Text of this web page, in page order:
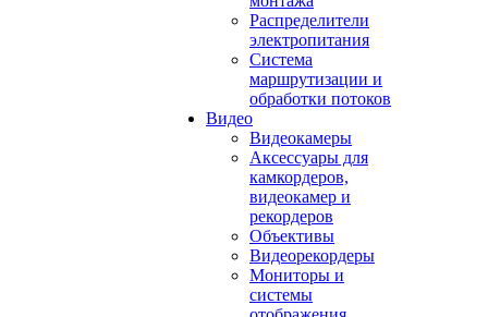
Распределители
электропитания
Система
маршрутизации и
обработки потоков
Видео
Видеокамеры
Аксессуары для
камкордеров,
видеокамер и
рекордеров
Объективы
Видеорекордеры
Мониторы и
системы